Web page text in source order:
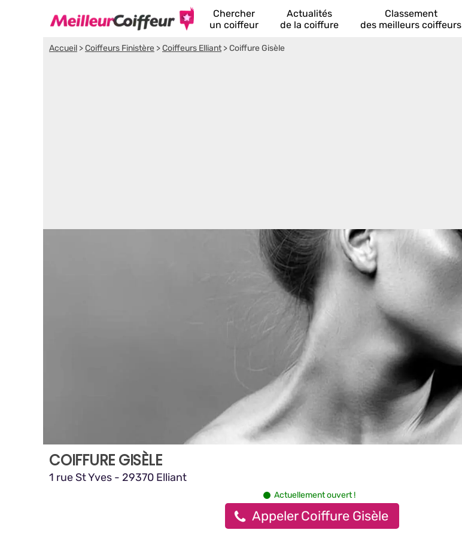
Chercher
un coiffeur
Actualités
de la coiffure
Classement
des meilleurs coiffeurs
Accueil >Coiffeurs Finistère >Coiffeurs Elliant>Coiffure Gisèle
COIFFURE GISÈLE
1 rue St Yves - 29370 Elliant
Actuellement ouvert !
Appeler Coiffure Gisèle